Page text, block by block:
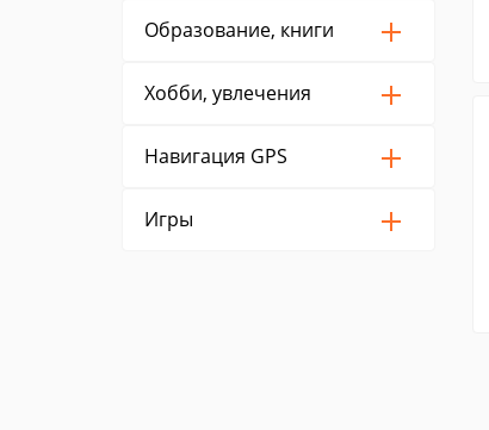
Образование, книги
Хобби, увлечения
Навигация GPS
Игры